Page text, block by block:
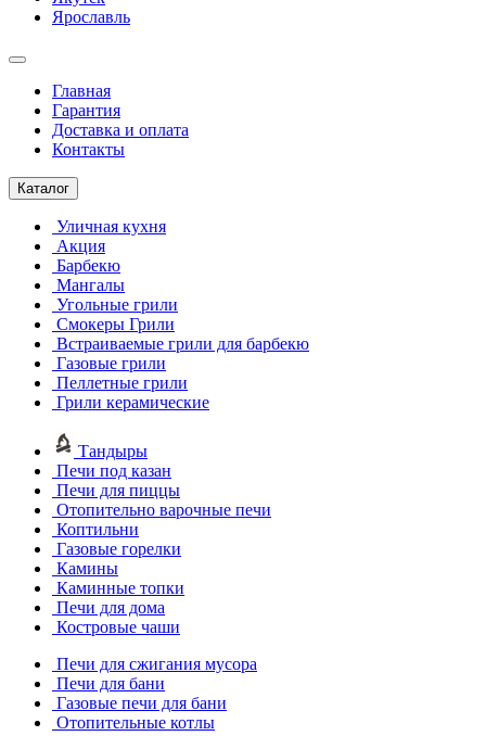
Ярославль
Главная
Гарантия
Доставка и оплата
Контакты
Каталог
Уличная кухня
Акция
Барбекю
Мангалы
Угольные грили
Смокеры Грили
Встраиваемые грили для барбекю
Газовые грили
Пеллетные грили
Грили керамические
Тандыры
Печи под казан
Печи для пиццы
Отопительно варочные печи
Коптильни
Газовые горелки
Камины
Каминные топки
Печи для дома
Костровые чаши
Печи для сжигания мусора
Печи для бани
Газовые печи для бани
Отопительные котлы